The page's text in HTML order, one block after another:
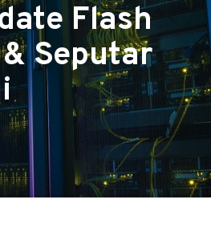
Flash
Seputar